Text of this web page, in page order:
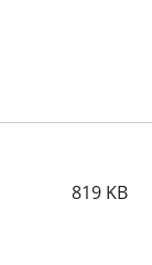
819 KB